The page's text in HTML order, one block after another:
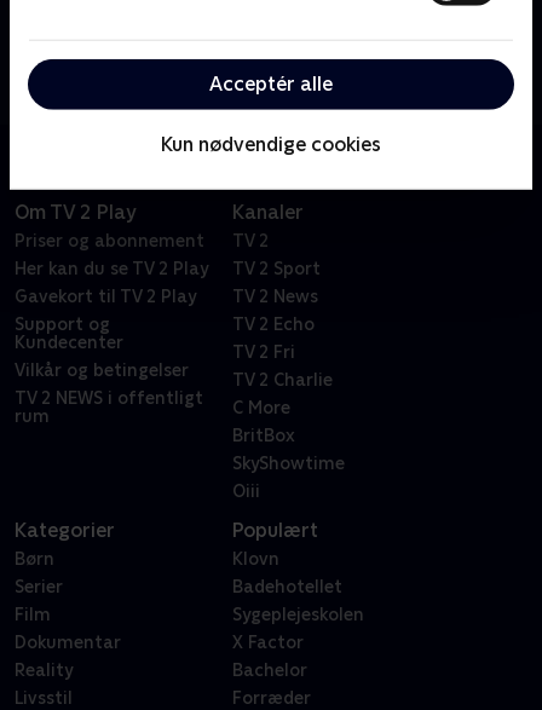
Acceptér alle
Kun nødvendige cookies
Adam og Jakob og deres angstfulde jagt på mål og
mening med livet.
Om TV 2 Play
Priser og abonnement
Her kan du se TV 2 Play
Gavekort til TV 2 Play
Support og
Kundecenter
Vilkår og betingelser
TV 2 NEWS i offentligt
rum
Kanaler
TV 2
TV 2 Sport
TV 2 News
TV 2 Echo
TV 2 Fri
TV 2 Charlie
C More
BritBox
SkyShowtime
Oiii
Kategorier
Børn
Serier
Film
Dokumentar
Reality
Livsstil
Populært
Klovn
Badehotellet
Sygeplejeskolen
X Factor
Bachelor
Forræder